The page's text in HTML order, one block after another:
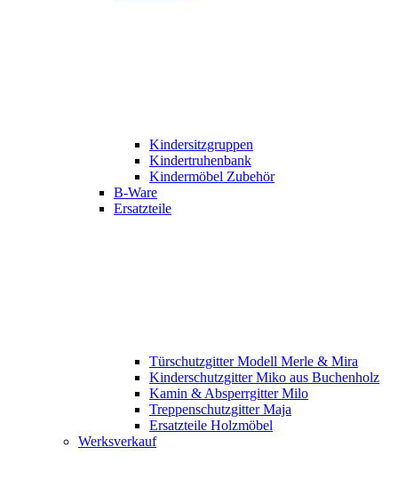
Kindersitzgruppen
Kindertruhenbank
Kindermöbel Zubehör
B-Ware
Ersatzteile
Türschutzgitter Modell Merle & Mira
Kinderschutzgitter Miko aus Buchenholz
Kamin & Absperrgitter Milo
Treppenschutzgitter Maja
Ersatzteile Holzmöbel
Werksverkauf